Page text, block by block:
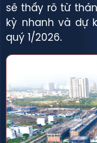
sẽ thấy rõ từ
kỳ nhanh và dự
quý 1/2026.